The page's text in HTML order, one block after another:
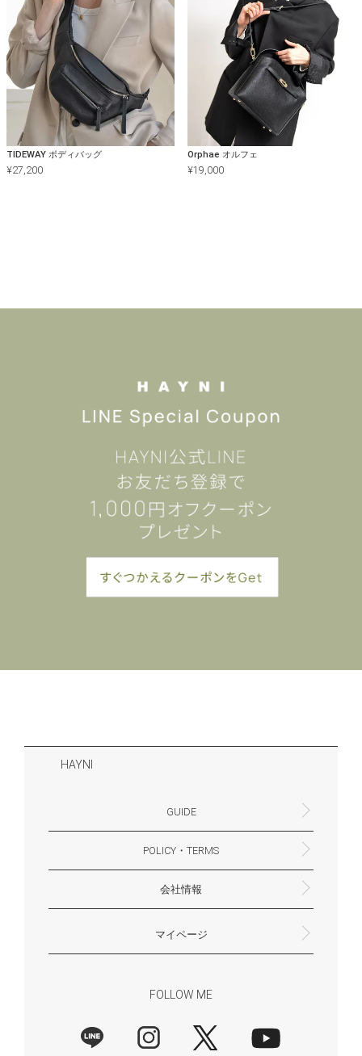
TIDEWAY ボディバッグ
¥27,200
Orphae オルフェ
¥19,000
HAYNI
GUIDE
よくあるご質問・お問合せ
お支払いについて
配送・送料について
ギフトサービスについて
一緒に働く？(HAYNI採用情報サイトへ)
for Foreigners (overseas delivery)
POLICY・TERMS
返品・交換について
プライバシーポリシー
特定商取引法に基づく表示
外部送信ポリシー
会社情報
大阪府大阪市淀川区十八条3-9-35
電話番号：06-6868-9671
※お電話でのお問合せ受付は行っておりません
メール：support@hayni.jp
お問い合わせはこちらからお願いいたします
営業時間：10：00～15：00（金曜日は14：00ま
定休日： 土・日・祝祭日
※土日祝祭日はお休みをいただきます。
メールの返信は翌営業日となりますので、ご了承
マイページ
FOLLOW ME